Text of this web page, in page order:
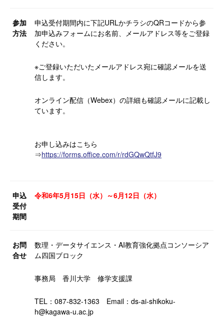
参加
方法
申込受付期間内に下記URLかチラシのQRコードから参
加申込みフォームにお名前、メールアドレス等をご登録
ください。
※ご登録いただいたメールアドレス宛に確認メールを送
信します。
オンライン配信（Webex）の詳細も確認メールに記載し
ています。
お申し込みはこちら
⇒https://forms.office.com/r/rdGQwQtfJ9
申込
受付
期間
令和6年5月15日（水）～6月12日（水）
お問
合せ
数理・データサイエンス・AI教育強化拠点コンソーシア
ム四国ブロック
事務局 香川大学 修学支援課
TEL：087-832-1363 Email：ds-ai-shikoku-
h@kagawa-u.ac.jp